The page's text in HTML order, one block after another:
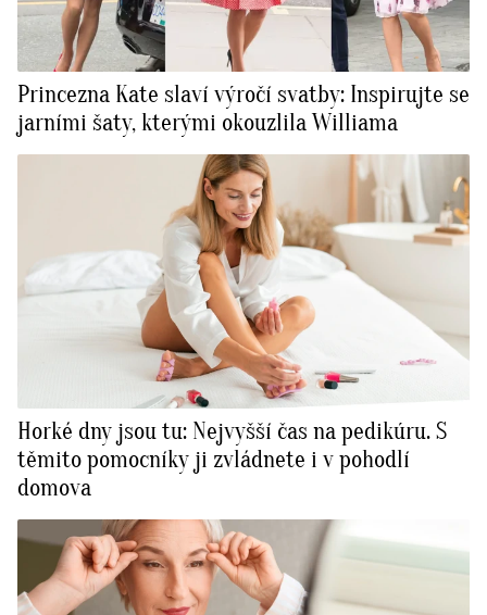
Princezna Kate slaví výročí svatby: Inspirujte se
jarními šaty, kterými okouzlila Williama
Horké dny jsou tu: Nejvyšší čas na pedikúru. S
těmito pomocníky ji zvládnete i v pohodlí
domova